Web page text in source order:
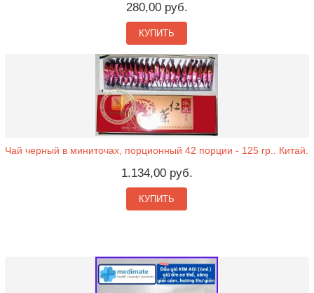
280,00 руб.
КУПИТЬ
Чай черный в миниточах, порционный 42 порции - 125 гр.. Китай.
1.134,00 руб.
КУПИТЬ